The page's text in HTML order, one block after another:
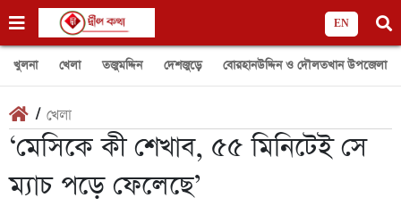
EN
খুলনা খেলা তজুমদ্দিন দেশজুড়ে বোরহানউদ্দিন ও দৌলতখান উপজেলা
/ খেলা
‘মেসিকে কী শেখাব, ৫৫ মিনিটেই সে
ম্যাচ পড়ে ফেলেছে’